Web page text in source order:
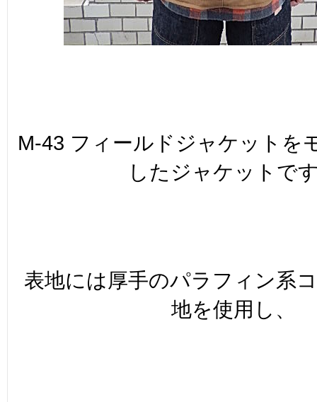
M-43 フィールドジャケットを
したジャケットで
表地には厚手のパラフィン系
地を使用し、